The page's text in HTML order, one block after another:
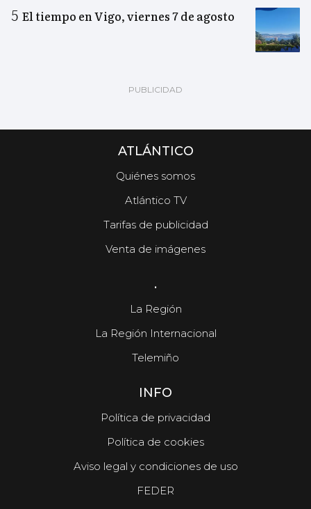
El tiempo en Vigo, viernes 7 de agosto
ATLÁNTICO
Quiénes somos
Atlántico TV
Tarifas de publicidad
Venta de imágenes
.
La Región
La Región Internacional
Telemiño
INFO
Política de privacidad
Política de cookies
Aviso legal y condiciones de uso
FEDER